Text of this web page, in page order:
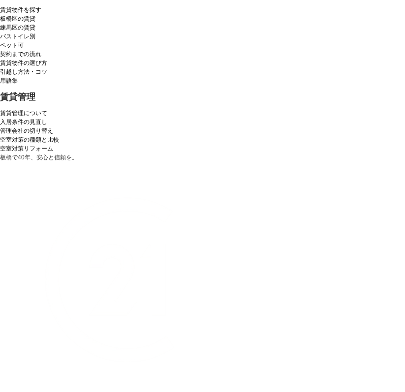
賃貸物件を探す
板橋区の賃貸
練馬区の賃貸
バストイレ別
ペット可
契約までの流れ
賃貸物件の選び方
引越し方法・コツ
用語集
賃貸管理
賃貸管理について
入居条件の見直し
管理会社の切り替え
空室対策の種類と比較
空室対策リフォーム
板橋で40年、安心と信頼を。